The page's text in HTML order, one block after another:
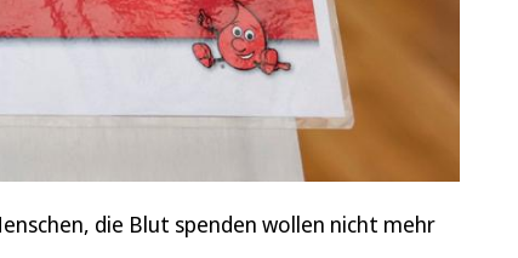
die Blut spenden wollen nicht mehr